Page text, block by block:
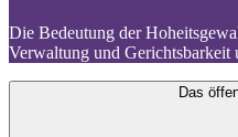
Die Bedeutung der
Verwaltung und Gerichtsbarkeit
Das